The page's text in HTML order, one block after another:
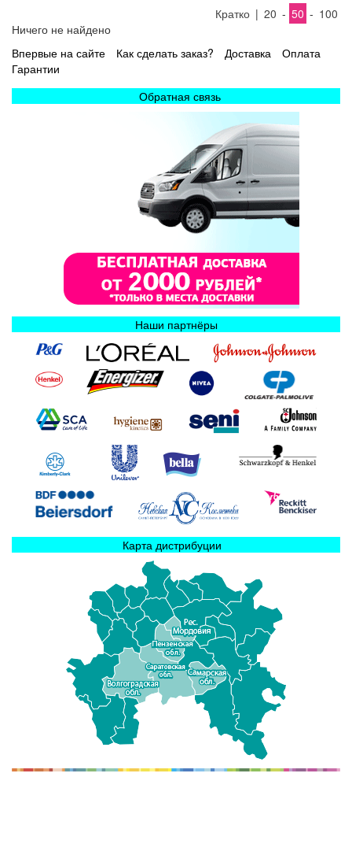
Кратко | 20 - 50 - 100
Ничего не найдено
Впервые на сайте
Как сделать заказ? Доставка
Оплата
Гарантии
Обратная связь
Наши партнёры
Карта дистрибуции